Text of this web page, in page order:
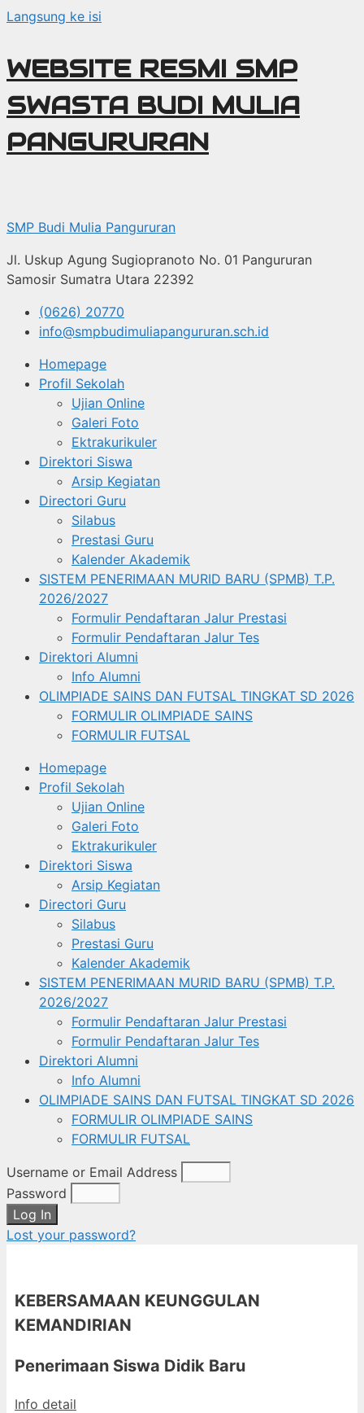
Langsung ke isi
WEBSITE RESMI SMP
SWASTA BUDI MULIA
PANGURURAN
SMP Budi Mulia Pangururan
Jl. Uskup Agung Sugiopranoto No. 01 Pangururan
Samosir Sumatra Utara 22392
(0626) 20770
info@smpbudimuliapangururan.sch.id
Homepage
Profil Sekolah
Ujian Online
Galeri Foto
Ektrakurikuler
Direktori Siswa
Arsip Kegiatan
Directori Guru
Silabus
Prestasi Guru
Kalender Akademik
SISTEM PENERIMAAN MURID BARU (SPMB) T.P.
2026/2027
Formulir Pendaftaran Jalur Prestasi
Formulir Pendaftaran Jalur Tes
Direktori Alumni
Info Alumni
OLIMPIADE SAINS DAN FUTSAL TINGKAT SD 2026
FORMULIR OLIMPIADE SAINS
FORMULIR FUTSAL
Homepage
Profil Sekolah
Ujian Online
Galeri Foto
Ektrakurikuler
Direktori Siswa
Arsip Kegiatan
Directori Guru
Silabus
Prestasi Guru
Kalender Akademik
SISTEM PENERIMAAN MURID BARU (SPMB) T.P.
2026/2027
Formulir Pendaftaran Jalur Prestasi
Formulir Pendaftaran Jalur Tes
Direktori Alumni
Info Alumni
OLIMPIADE SAINS DAN FUTSAL TINGKAT SD 2026
FORMULIR OLIMPIADE SAINS
FORMULIR FUTSAL
Username or Email Address
Password
Log In
Lost your password?
KEBERSAMAAN KEUNGGULAN
KEMANDIRIAN
Penerimaan Siswa Didik Baru
Info detail